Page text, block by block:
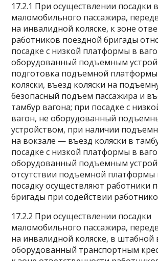
17.2.1 При осуществлении посадки
маломобильного пассажира,
на инвалидной коляске, к зоне
работников поездной бригады
посадке с низкой платформы в
оборудованный подъемным
подготовка подъемной платформы
коляски, въезд коляски на
безопасный подъем пассажира и
тамбур вагона; при посадке с
вагон, не оборудованный
устройством, при наличии
на вокзале — въезд коляски в
посадке с низкой платформы в
оборудованный подъемным
отсутствии подъемной платформы
посадку осуществляют работники
бригады при содействии
17.2.2 При осуществлении посадки
маломобильного пассажира,
на инвалидной коляске, в штабной
оборудованный транспортным